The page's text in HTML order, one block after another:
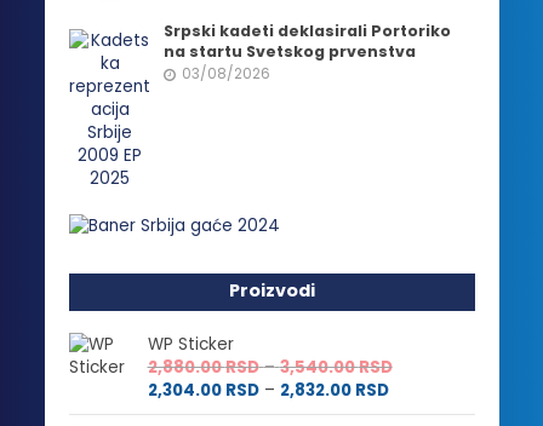
Srpski kadeti deklasirali Portoriko
na startu Svetskog prvenstva
03/08/2026
Proizvodi
WP Sticker
2,880.00RSD – 3,540.00RSDRaspon
od
2,304.00 RSD – 2,832.00 RSDRaspon
cena: